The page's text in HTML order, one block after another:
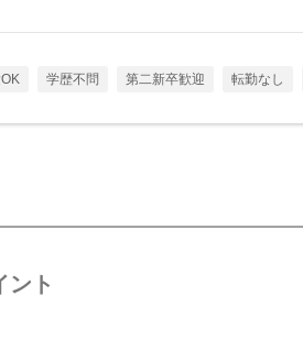
学歴不問 第二新卒歓迎 転勤なし
ント